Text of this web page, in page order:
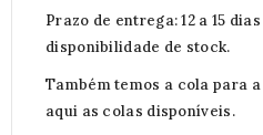
Prazo de entrega: 12 a 15
disponibilidade de stock.
Também temos a cola para
aqui as colas disponíveis.